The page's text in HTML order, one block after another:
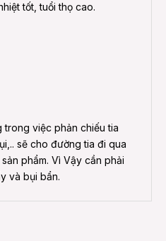
tốt, tuổi thọ cao.
trong việc phản chiếu tia
sẽ cho đường tia đi qua
phẩm. Vì Vậy cần phải
và bụi bẩn.